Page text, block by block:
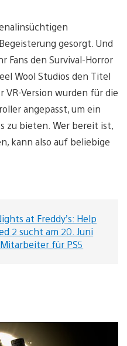
gesorgt. Und
Fans den Survival-Horror
Wool Studios den Titel
VR-Version wurden für die
angepasst, um ein
zu bieten. Wer bereit ist,
kann also auf beliebige
at Freddy’s: Help
2 sucht am 20. Juni
für PS5